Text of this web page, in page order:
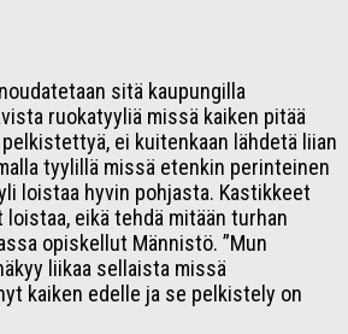
sitä kaupungilla
ruokatyyliä missä kaiken pitää
ei kuitenkaan lähdetä liian
tyylillä missä etenkin perinteinen
loistaa hyvin pohjasta. Kastikkeet
loistaa, eikä tehdä mitään turhan
opiskellut Männistö. ”Mun
liikaa sellaista missä
kaiken edelle ja se pelkistely on